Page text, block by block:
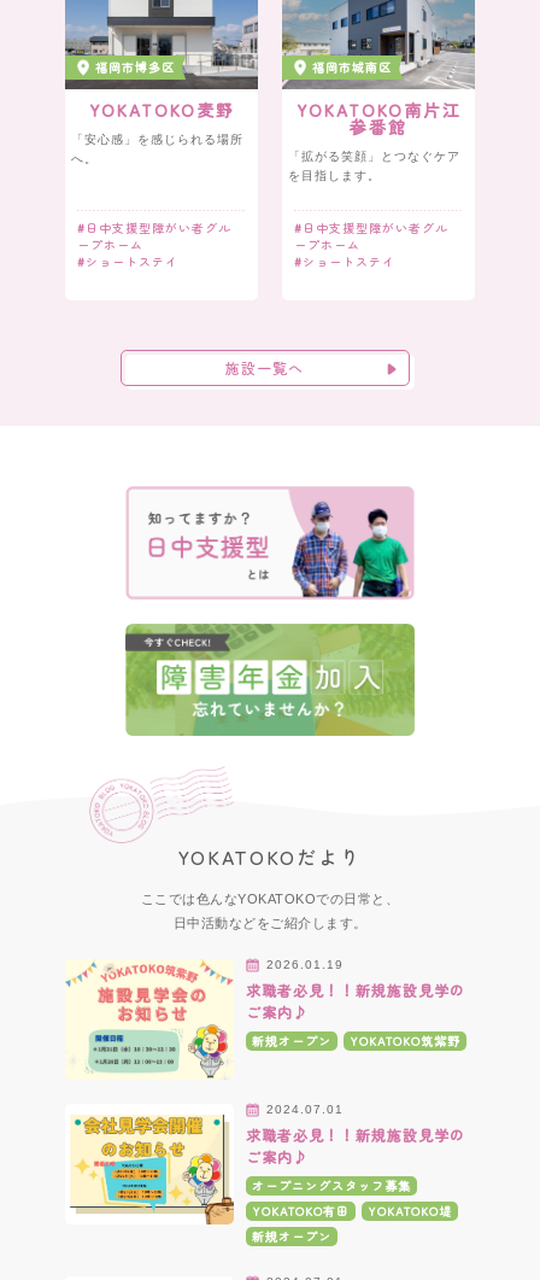
福岡市博多区
YOKATOKO麦野
「安心感」を感じられる場所
へ。
# 日中支援型障がい者グル
ープホーム
#ショートステイ
福岡市城南区
YOKATOKO南片江
参番館
「拡がる笑顔」とつなぐケア
を目指します。
# 日中支援型障がい者グル
ープホーム
#ショートステイ
施設一覧へ
YOKATOKOだより
ここでは色んなYOKATOKOでの日常と、
日中活動などをご紹介します。
2026.01.19
求職者必見！！新規施設見学の
ご案内♪
新規オープン YOKATOKO筑紫野
2024.07.01
求職者必見！！新規施設見学の
ご案内♪
オープニングスタッフ募集
YOKATOKO有田
YOKATOKO堤
新規オープン